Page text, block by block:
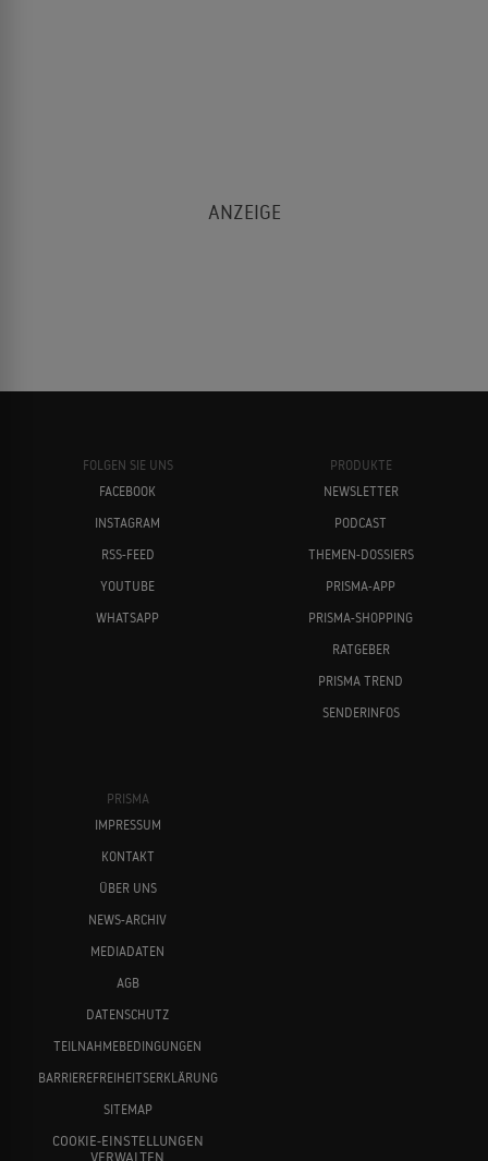
FOLGEN SIE UNS
FACEBOOK
INSTAGRAM
RSS-FEED
YOUTUBE
WHATSAPP
PRODUKTE
NEWSLETTER
PODCAST
THEMEN-DOSSIERS
PRISMA-APP
PRISMA-SHOPPING
RATGEBER
PRISMA TREND
SENDERINFOS
PRISMA
IMPRESSUM
KONTAKT
ÜBER UNS
NEWS-ARCHIV
MEDIADATEN
AGB
DATENSCHUTZ
TEILNAHMEBEDINGUNGEN
BARRIEREFREIHEITSERKLÄRUNG
SITEMAP
COOKIE-EINSTELLUNGEN
VERWALTEN